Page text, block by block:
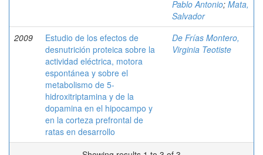
Pablo Antonio; Mata,
Salvador
2009
Estudio de los efectos de
desnutrición proteica sobre la
actividad eléctrica, motora
espontánea y sobre el
metabolismo de 5-
hidroxitriptamina y de la
dopamina en el hipocampo y
en la corteza prefrontal de
ratas en desarrollo
De Frías Montero,
Virginia Teotiste